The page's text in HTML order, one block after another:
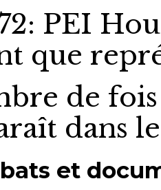
PEI
que
de
dans
et